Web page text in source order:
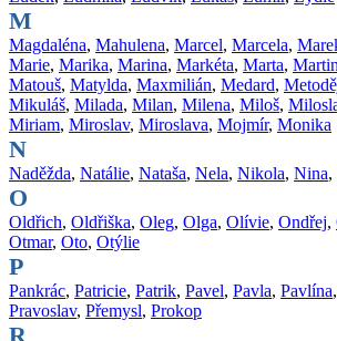
M
Magdaléna, Mahulena, Marcel, Marcela,
Marie, Marika, Marina, Markéta, Marta, Martin
Matouš, Matylda, Maxmilián, Medard,
Mikuláš, Milada, Milan, Milena, Miloš,
Miriam, Miroslav, Miroslava, Mojmír, Monika
N
Naděžda, Natálie, Nataša, Nela, Nikola, Nina,
O
Oldřich, Oldřiška, Oleg, Olga, Olívie, Ondřej,
Otmar, Oto, Otýlie
P
Pankrác, Patricie, Patrik, Pavel, Pavla, Pavlína,
Pravoslav, Přemysl, Prokop
R